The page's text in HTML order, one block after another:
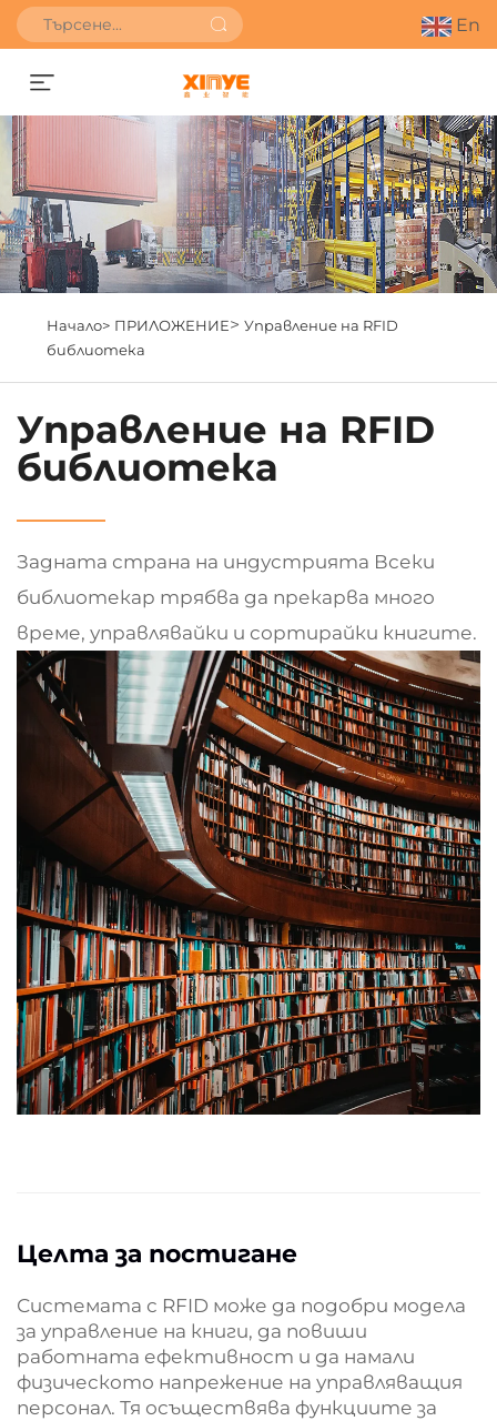
En
Получете оферта
Начало> ПРИЛОЖЕНИЕ> Управление на RFID
библиотека
Управление на RFID
библиотека
Задната страна на индустрията Всеки
библиотекар трябва да прекарва много
време, управлявайки и сортирайки книгите.
Целта за постигане
Системата с RFID може да подобри модела
за управление на книги, да повиши
работната ефективност и да намали
физическото напрежение на управляващия
персонал. Тя осъществява функциите за